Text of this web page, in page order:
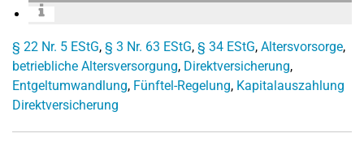
§ 22 Nr. 5 EStG, § 3 Nr. 63 EStG, § 34 EStG, Altersvorsorge,
betriebliche Altersversorgung, Direktversicherung,
Entgeltumwandlung, Fünftel-Regelung, Kapitalauszahlung
Direktversicherung